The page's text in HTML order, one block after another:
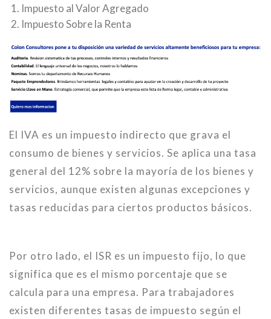
Impuesto al Valor Agregado
Impuesto Sobre la Renta
El IVA es un impuesto indirecto que grava el
consumo de bienes y servicios. Se aplica una tasa
general del 12% sobre la mayoría de los bienes y
servicios, aunque existen algunas excepciones y
tasas reducidas para ciertos productos básicos.
Por otro lado, el ISR es un impuesto fijo, lo que
significa que es el mismo porcentaje que se
calcula para una empresa. Para trabajadores
existen diferentes tasas de impuesto según el